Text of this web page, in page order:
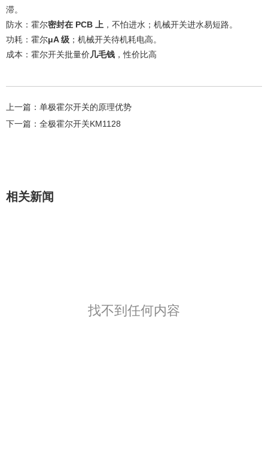
滞。
防水：霍尔密封在 PCB 上 ，不怕进水；机械开关进水易短路。
功耗：霍尔μA 级 ；机械开关待机耗电高。
成本：霍尔开关批量价 几毛钱 ，性价比高
上一篇： 单极霍尔开关的原理优势
下一篇： 全极霍尔开关KM1128
相关新闻
找不到任何内容